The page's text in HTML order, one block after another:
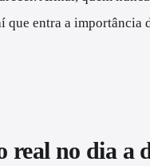
entra a
real no dia a